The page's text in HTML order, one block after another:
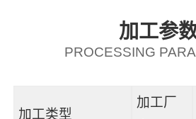
加工参
PROCESSING
加工类型
加工厂